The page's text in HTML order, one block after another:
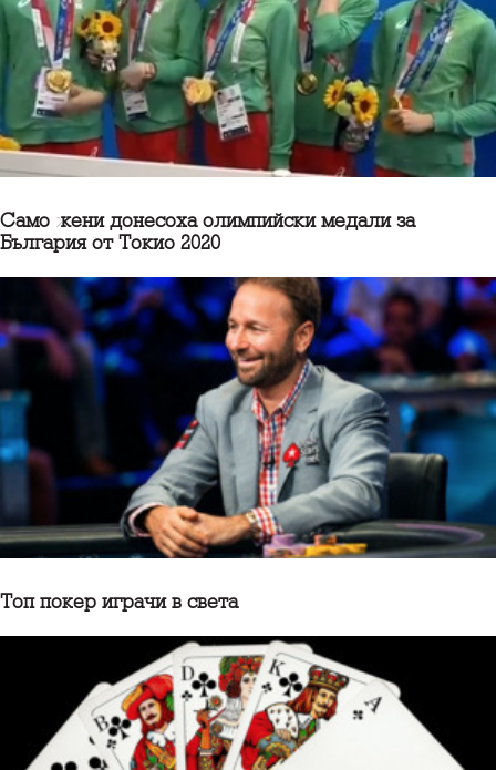
Само жени донесоха олимпийски медали за
България от Токио 2020
Топ покер играчи в света